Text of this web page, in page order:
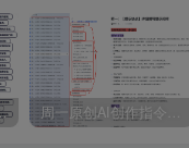
让你的内容创作不再局限！ 周一原创AI创作指令词：30+个领域赛道的创作提示词集合